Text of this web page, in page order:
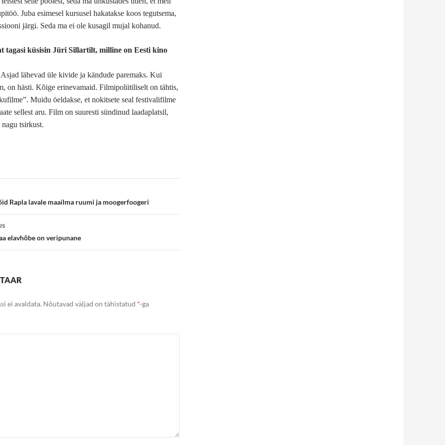
Juba esimesel kursusel hakatakse koos tegutsema,
järgi. Seda ma ei ole kusagil mujal kohanud.
tagasi küsisin Jüri Sillartilt, milline on Eesti kino
lähevad üle kivide ja kändude paremaks. Kui
on hästi. Kõige erinevamaid. Filmipoliitiliselt on tähtis,
Muidu öeldakse, et nokitsete seal festivalifilme
sellest aru. Film on suuresti sündinud laadaplatsil,
tsirkust.
Rapla lavale maailma ruumi ja moogerfoogeri
elavhõbe on veripunane
ei avaldata. Nõutavad väljad on tähistatud *-ga